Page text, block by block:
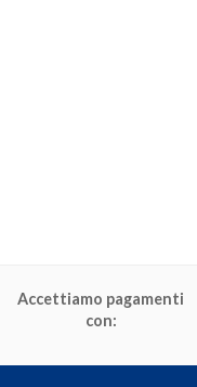
Accettiamo pagamenti
con: